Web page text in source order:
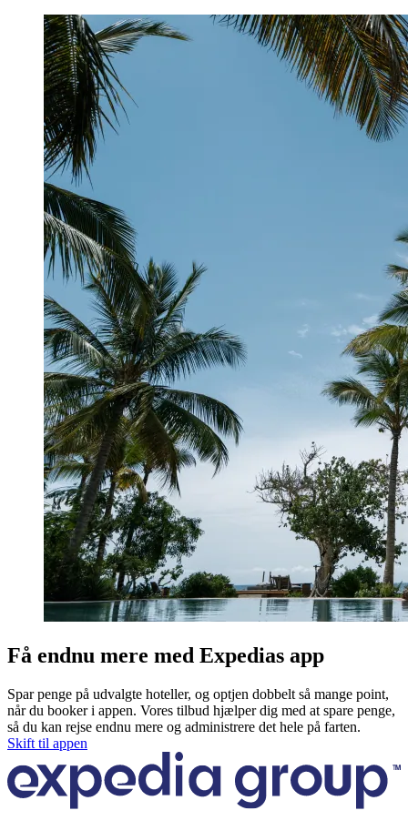
Få endnu mere med Expedias app
Spar penge på udvalgte hoteller, og optjen dobbelt så mange point,
når du booker i appen. Vores tilbud hjælper dig med at spare penge,
så du kan rejse endnu mere og administrere det hele på farten.
Skift til appen